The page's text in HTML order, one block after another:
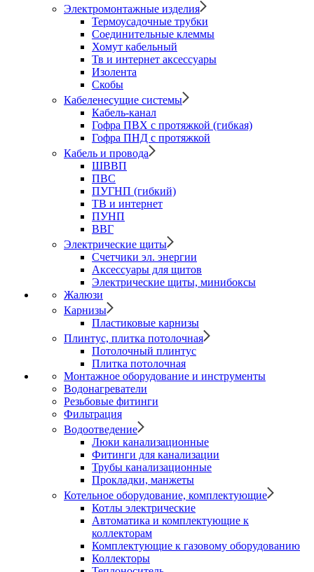
Электромонтажные изделия
Термоусадочные трубки
Соединительные клеммы
Хомут кабельный
Тв и интернет аксессуары
Изолента
Скобы
Кабеленесущие системы
Кабель-канал
Гофра ПВХ с протяжкой (гибкая)
Гофра ПНД с протяжкой
Кабель и провода
ШВВП
ПВС
ПУГНП (гибкий)
ТВ и интернет
ПУНП
ВВГ
Электрические щиты
Счетчики эл. энергии
Аксессуары для щитов
Электрические щиты, минибоксы
Жалюзи
Карнизы
Пластиковые карнизы
Плинтус, плитка потолочная
Потолочный плинтус
Плитка потолочная
Монтажное оборудование и инструменты
Водонагреватели
Резьбовые фитинги
Фильтрация
Водоотведение
Люки канализационные
Фитинги для канализации
Трубы канализационные
Прокладки, манжеты
Котельное оборудование, комплектующие
Котлы электрические
Автоматика и комплектующие к
коллекторам
Комплектующие к газовому оборудованию
Коллекторы